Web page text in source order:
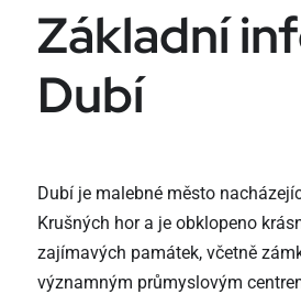
Základní
Dubí
Dubí je malebné město
Krušných hor a je obklopeno
zajímavých památek, včetně
významným průmyslovým